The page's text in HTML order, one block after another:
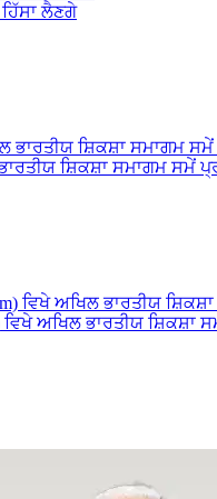
ਲੈਣਗੇ
ਸ਼ਿਕਸ਼ਾ ਸਮਾਗਮ ਸਮੇਂ
ਅਖਿਲ ਭਾਰਤੀਯ ਸ਼ਿਕਸ਼ਾ